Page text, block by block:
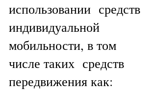
использовании  средств
индивидуальной
мобильности, в том
числе таких  средств
передвижения как: